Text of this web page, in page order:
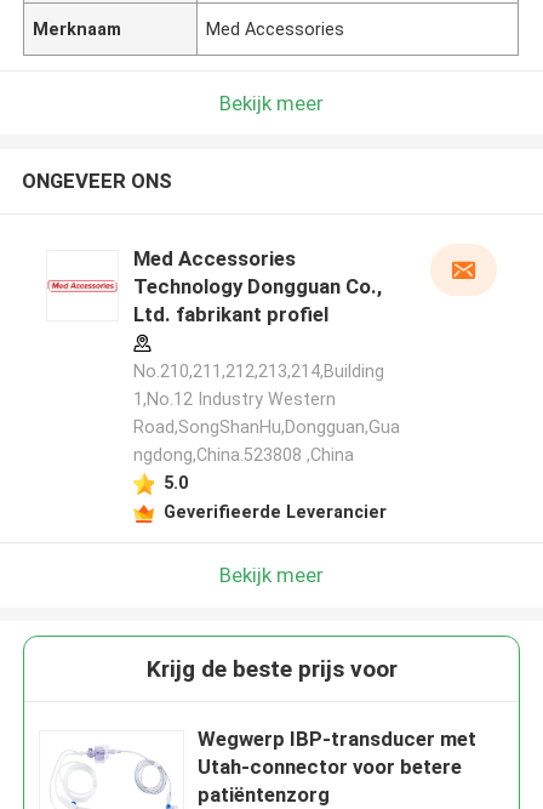
Merknaam Med Accessories
Bekijk meer
ONGEVEER ONS
Med Accessories
Technology Dongguan Co.,
Ltd. fabrikant profiel
No.210,211,212,213,214,Building
1,No.12 Industry Western
Road,SongShanHu,Dongguan,Gua
ngdong,China.523808 ,China
5.0
Geverifieerde Leverancier
Bekijk meer
Krijg de beste prijs voor
Wegwerp IBP-transducer met
Utah-connector voor betere
patiëntenzorg